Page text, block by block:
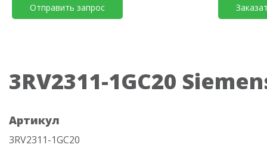
Отправить запрос
3RV2311-1GC20
Артикул
3RV2311-1GC20